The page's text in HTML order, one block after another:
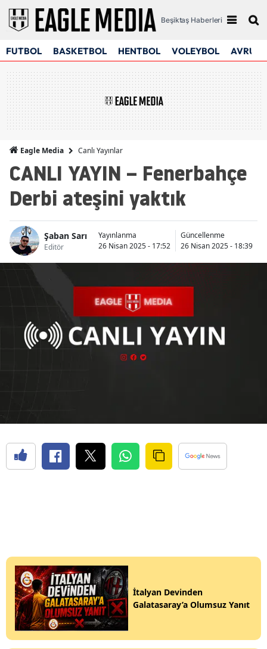
Beşiktaş Haberleri
FUTBOL BASKETBOL HENTBOL VOLEYBOL
Eagle Media Canlı Yayınlar
CANLI YAYIN – Fenerbahçe
Derbi ateşini yaktık
Şaban Sarı
Editör
Yayınlanma
26 Nisan 2025 - 17:52
Güncellenme
26 Nisan 2025 - 18:39
İtalyan Devinden
Galatasaray’a Olumsuz Yanıt